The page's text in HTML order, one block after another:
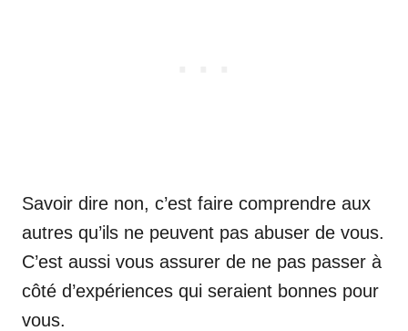
Savoir dire non, c’est faire comprendre aux
autres qu’ils ne peuvent pas abuser de vous.
C’est aussi vous assurer de ne pas passer à
côté d’expériences qui seraient bonnes pour
vous.